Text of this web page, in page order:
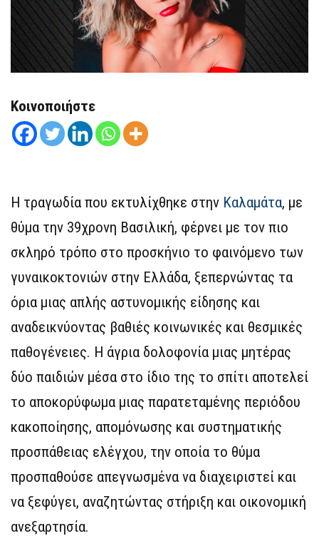
Κοινοποιήστε
Η τραγωδία που εκτυλίχθηκε στην Καλαμάτα, με
θύμα την 39χρονη Βασιλική, φέρνει με τον πιο
σκληρό τρόπο στο προσκήνιο το φαινόμενο των
γυναικοκτονιών στην Ελλάδα, ξεπερνώντας τα
όρια μιας απλής αστυνομικής είδησης και
αναδεικνύοντας βαθιές κοινωνικές και θεσμικές
παθογένειες. Η άγρια δολοφονία μιας μητέρας
δύο παιδιών μέσα στο ίδιο της το σπίτι αποτελεί
το αποκορύφωμα μιας παρατεταμένης περιόδου
κακοποίησης, απομόνωσης και συστηματικής
προσπάθειας ελέγχου, την οποία το θύμα
προσπαθούσε απεγνωσμένα να διαχειριστεί και
να ξεφύγει, αναζητώντας στήριξη και οικονομική
ανεξαρτησία.